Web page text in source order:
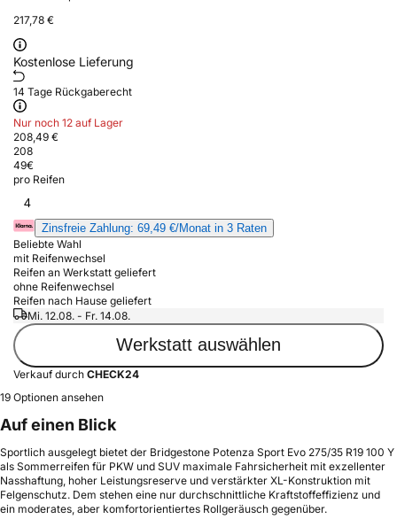
217,78 €
Kostenlose Lieferung
14 Tage Rückgaberecht
Nur noch 12 auf Lager
208,49 €
208
49€
pro Reifen
4
Zinsfreie Zahlung: 69,49 €/Monat in 3 Raten
Beliebte Wahl
mit Reifenwechsel
Reifen an Werkstatt geliefert
ohne Reifenwechsel
Reifen nach Hause geliefert
Mi. 12.08. - Fr. 14.08.
Werkstatt auswählen
Verkauf durch CHECK24
19 Optionen ansehen
Auf einen Blick
Sportlich ausgelegt bietet der Bridgestone Potenza Sport Evo 275/35 R19 100 Y
als Sommerreifen für PKW und SUV maximale Fahrsicherheit mit exzellenter
Nasshaftung, hoher Leistungsreserve und verstärkter XL-Konstruktion mit
Felgenschutz. Dem stehen eine nur durchschnittliche Kraftstoffeffizienz und
ein moderates, aber komfortorientiertes Rollgeräusch gegenüber.